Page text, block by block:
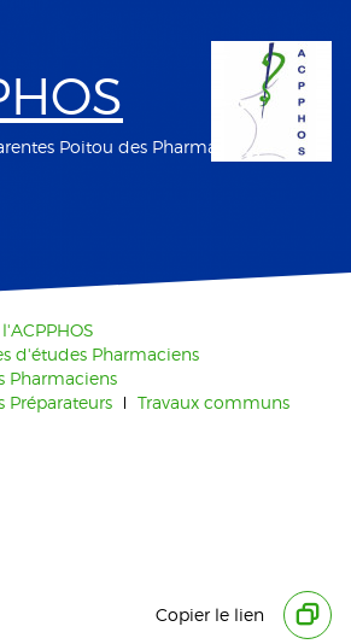
Poitou des Pharmaciens
d'études Pharmaciens
Pharmaciens
Préparateurs
Travaux communs
Copier le lien